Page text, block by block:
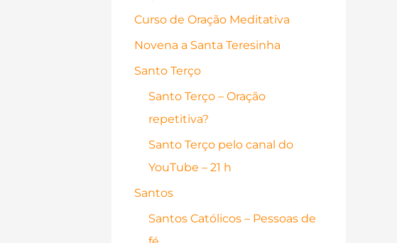
Curso de Oração Meditativa
Novena a Santa Teresinha
Santo Terço
Santo Terço – Oração
repetitiva?
Santo Terço pelo canal do
YouTube – 21 h
Santos
Santos Católicos – Pessoas de